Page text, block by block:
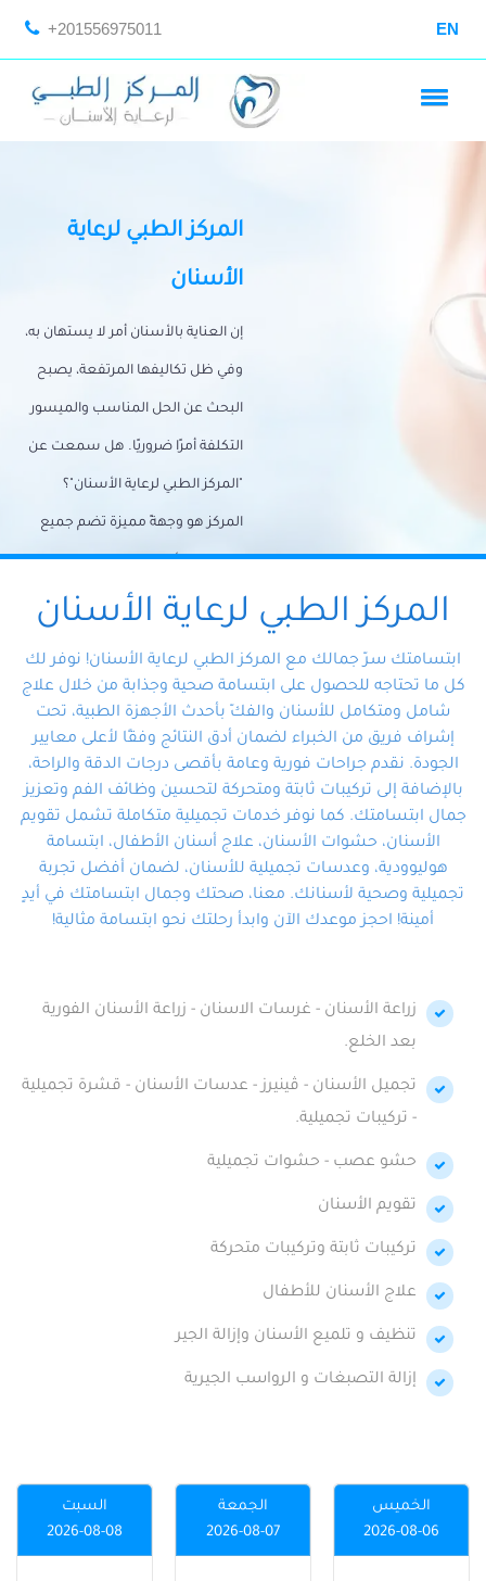
+201556975011 EN
المركز الطبي لرعاية
الأسنان
إن العناية بالأسنان أمر لا يستهان به،
وفي ظل تكاليفها المرتفعة، يصبح
البحث عن الحل المناسب والميسور
التكلفة أمرًا ضروريًا. هل سمعت عن
"المركز الطبي لرعاية الأسنان"؟
المركز هو وجهةً مميزة تضم جميع
احتياجات الأسنان تحت سقف واحد،
وتضمن لك حلاً شاملًا لجميع
المتخصص ذوي الخبرة، ستجد نفسك
في أيد أمينة تلبي احتياجاتك بكل
احترافية ودقة.
المركز الطبي لرعاية الأسنان
ابتسامتك سرّ جمالك مع المركز الطبي لرعاية الأسنان! نوفر لك
كل ما تحتاجه للحصول على ابتسامة صحية وجذابة من خلال علاج
شامل ومتكامل للأسنان والفكّ بأحدث الأجهزة الطبية، تحت
إشراف فريق من الخبراء لضمان أدق النتائج وفقًا لأعلى معايير
الجودة. نقدم جراحات فورية وعامة بأقصى درجات الدقة والراحة،
بالإضافة إلى تركيبات ثابتة ومتحركة لتحسين وظائف الفم وتعزيز
جمال ابتسامتك. كما نوفر خدمات تجميلية متكاملة تشمل تقويم
الأسنان، حشوات الأسنان، علاج أسنان الأطفال، ابتسامة
هوليوودية، وعدسات تجميلية للأسنان، لضمان أفضل تجربة
تجميلية وصحية لأسنانك. معنا، صحتك وجمال ابتسامتك في أيدٍ
أمينة! احجز موعدك الآن وابدأ رحلتك نحو ابتسامة مثالية!
زراعة الأسنان - غرسات الاسنان - زراعة الأسنان الفورية
بعد الخلع.
تجميل الأسنان - ڤينيرز - عدسات الأسنان - قشرة تجميلية
- تركيبات تجميلية.
حشو عصب - حشوات تجميلية
تقويم الأسنان
تركيبات ثابتة وتركيبات متحركة
علاج الأسنان للأطفال
تنظيف و تلميع الأسنان وإزالة الجير
إزالة التصبغات و الرواسب الجيرية
الخميس
2026-08-06
الجمعة
2026-08-07
السبت
2026-08-08